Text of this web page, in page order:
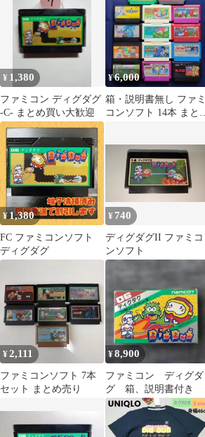
¥ 1,380
ファミコン ディグダグ
-C- まとめ買い大歓迎
¥6,000
箱・説明書無し ファミ
コンソフト 14本 まとめ
¥1,380
FC ファミコンソフト
ディグダグ
¥ 740
ディグダグII ファミコ
ンソフト
¥2,111
ファミコンソフト 7本
セット まとめ売り
¥8,900
ファミコン ディグダ
グ 箱、説明書付き